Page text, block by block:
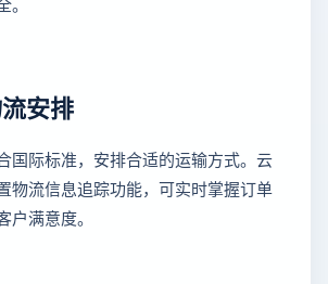
安排
国际标准，安排合适的运输方式。云
物流信息追踪功能，可实时掌握订单
满意度。